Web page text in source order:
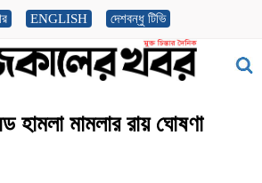
ENGLISH দেশবন্ধু টিভি
মামলার রায় ঘোষণা